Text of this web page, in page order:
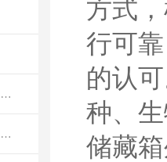
恒温恒湿草莓APP最新下载地址
二氧化碳草莓APP最新下载地址
方式
行可靠
的认可
种
储藏箱